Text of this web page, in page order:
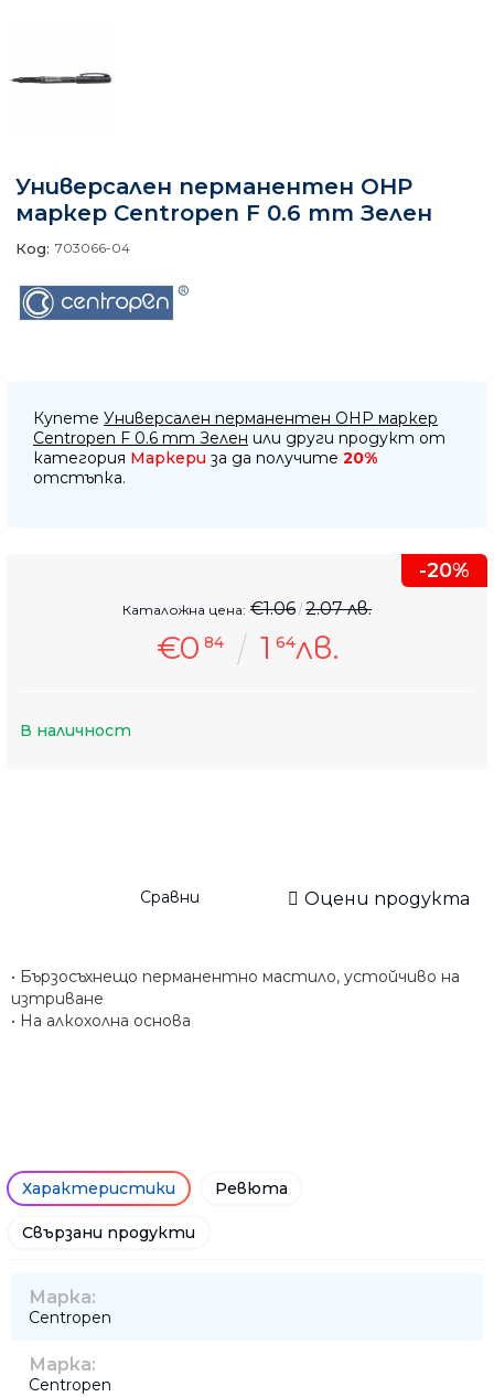
Универсален перманентен OHP
маркер Centropen F 0.6 mm Зелен
Код: 703066-04
-20%
€0 84 1 64лв.
Каталожна цена: €1.06 2.07 лв.
В наличност
Купете Универсален перманентен OHP маркер
Centropen F 0.6 mm Зелен или други продукт от
категория Маркери за да получите 20%
отстъпка.
Сравни Оцени продукта
• Бързосъхнещо перманентно мастило, устойчиво на
изтриване
• На алкохолна основа
Характеристики Ревюта
Свързани продукти
Марка:
Centropen
Марка:
Centropen